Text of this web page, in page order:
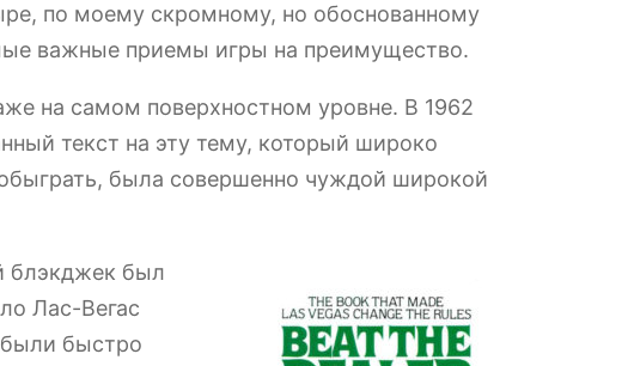
по моему скромному, но обоснованному
важные приемы игры на преимущество.
на самом поверхностном уровне. В 1962
текст на эту тему, который широко
была совершенно чуждой широкой
блэкджек был
Лас-Вегас
были быстро